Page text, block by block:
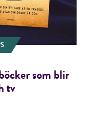
som blir
tv